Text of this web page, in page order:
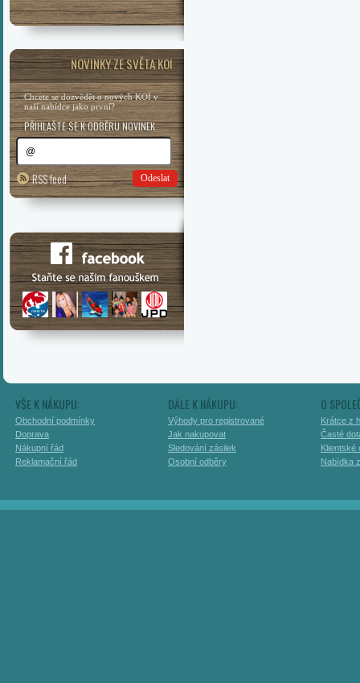
NOVINKY ZE SVĚTA KOI
Chcete se dozvědět o nových KOI v
naší nabídce jako první?
PŘIHLAŠTE SE K ODBĚRU NOVINEK
RSS feed Odeslat
VŠE K NÁKUPU:
Obchodní podmínky
Doprava
Nákupní řád
Reklamační řád
DÁLE K NÁKUPU:
Výhody pro registrované
Jak nakupovat
Sledování zásilek
Osobní odběry
O
Krátce z
Časté
Klientské
Nabídka